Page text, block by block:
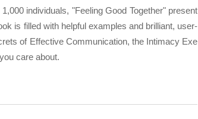
individuals, "Feeling Good Together" present
is filled with helpful examples and brilliant, user-
of Effective Communication, the Intimacy Exe
care about.